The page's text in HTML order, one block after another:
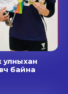
улныхан
байна